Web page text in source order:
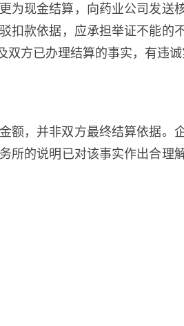
为现金结算，向药业公司发送
扣款依据，应承担举证不能的
方已办理结算的事实，有违诚
额，并非双方最终结算依据。
所的说明已对该事实作出合理